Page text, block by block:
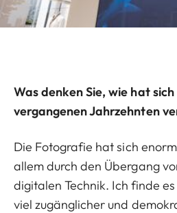
Was denken Sie, wie hat
vergangenen Jahrzehnten
Die Fotografie hat sich
allem durch den Übergang
digitalen Technik. Ich finde
viel zugänglicher und